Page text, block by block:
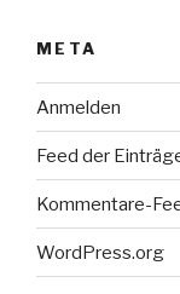
META
Anmelden
Feed der
Kommentare-
WordPress.org